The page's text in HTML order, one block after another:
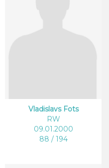
Vladislavs Fots
RW
09.01.2000
88 / 194